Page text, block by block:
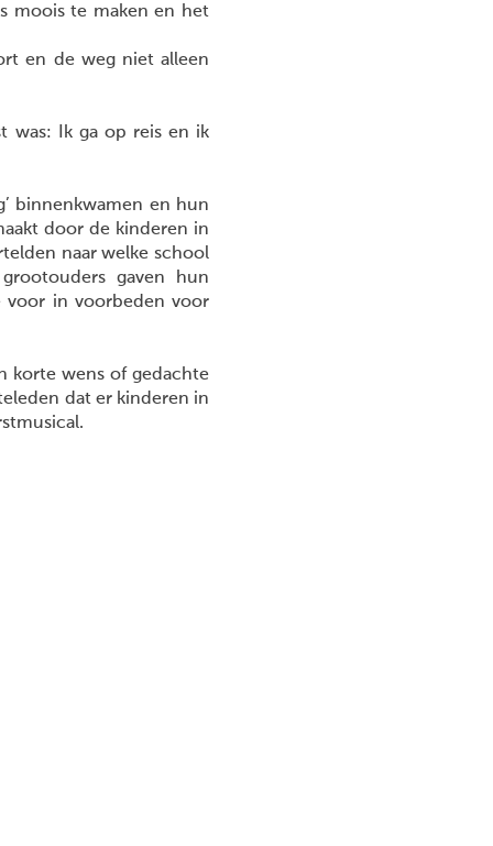
moois te maken en het
en de weg niet alleen
was: Ik ga op reis en ik
binnenkwamen en hun
door de kinderen in
naar welke school
gaven hun
voor in voorbeden voor
korte wens of gedachte
dat er kinderen in